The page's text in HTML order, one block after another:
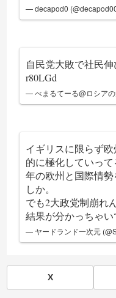
— decapod0
自民党大敗で社民
r80LGd
— べまるてーる@ロシア
イギリスに限らず
的に極化していっ
年の欧州と国際情
しか。
でも2大政党制崩れ
結果が分かっちゃい
— ヤードランド一次元
X